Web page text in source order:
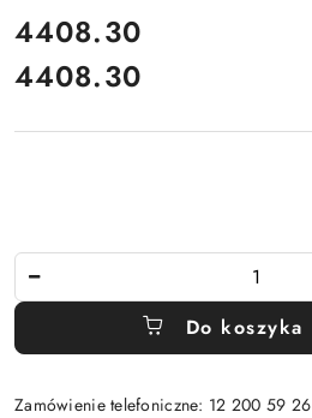
cena:
4408.30
Cena:
4408.30
Do koszyka
Zamówienie telefoniczne: 12 200 59 26